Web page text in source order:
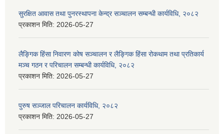
सुरक्षित आवास तथा पुनरस्थापना केन्द्र सञ्चालन सम्बन्धी कार्यविधि, २०८२
प्रकाशन मिति: 2026-05-27
लैङ्गिक हिंसा निवारण कोष सञ्चालन र लैङ्गिक हिंसा रोकथाम तथा प्रतिकार्य
मञ्च गठन र परिचालन सम्बन्धी कार्यविधि, २०८२
प्रकाशन मिति: 2026-05-27
पुरुष सञ्जाल परिचालन कार्यविधि, २०८२
प्रकाशन मिति: 2026-05-27